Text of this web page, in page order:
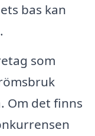
bas kan
som
Om det finns